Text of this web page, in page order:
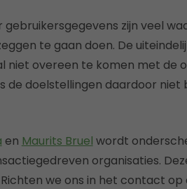
zijn veel
te gaan doen. De
overeen te komen met de
de doelstellingen daardoor niet
en Maurits Bruel wordt
organisaties.
we ons in het contact